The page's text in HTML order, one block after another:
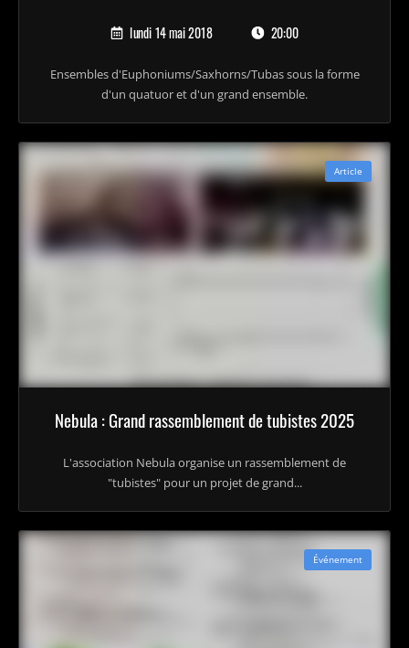
lundi 14 mai 2018 20:00
Ensembles d'Euphoniums/Saxhorns/Tubas sous la forme
d'un quatuor et d'un grand ensemble.
Article
Nebula : Grand rassemblement de tubistes 2025
L'association Nebula organise un rassemblement de
"tubistes" pour un projet de grand...
Événement